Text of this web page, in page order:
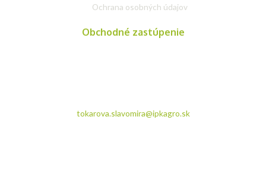
Ochrana osobných údajov
Obchodné zastúpenie
tokarova.slavomira@ipkagro.sk